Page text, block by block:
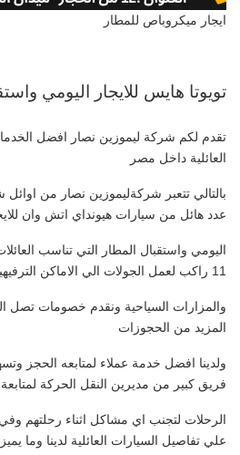
ايجار ميكروباص للمطار
تويوتا هايس للايجار اليومي
تقدم لكم شركة ليموزين نصار افضل
العائلية داخل مصر
بالتالي تتعبر شركةليموزين نصار من اوائل
عدد هائل من سيارات هيونداي اتش وان
11 راكب لعمل الجولات الي الاماكن الترفيهيه
المزيد من الحجوزات
ولدينا افضل خدمة عملاء لمتابعه الحجز
فريق كبير من مديرين النقل الحركة لمتابعة
الرحلات لتجنب اي مشاكل اثناء رحلتهم
علي تفاصيل السيارات العائلية لدينا وما